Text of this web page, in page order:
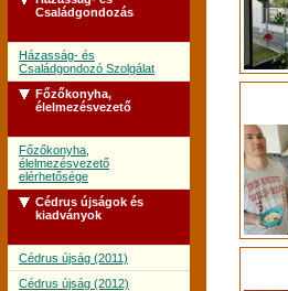
Családgondozás
Házasság- és
Családgondozó Szolgálat
Főzőkonyha,
élelmezésvezető
Főzőkonyha,
élelmezésvezető
elérhetősége
Cédrus újságok és
kiadványok
Cédrus újság (2011)
Cédrus újság (2012)